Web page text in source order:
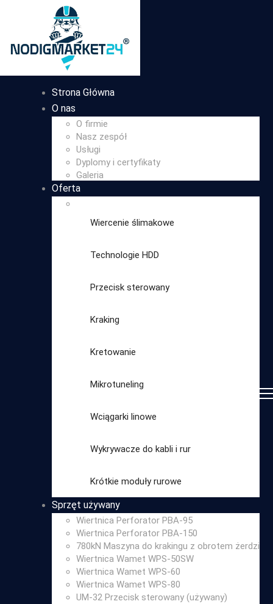
Strona Główna
O nas
O firmie
Nasz zespół
Usługi
Dyplomy i certyfikaty
Galeria
Oferta
Wiercenie ślimakowe
Technologie HDD
Przecisk sterowany
Kraking
Kretowanie
Mikrotuneling
Wciągarki linowe
Wykrywacze do kabli i rur
Krótkie moduły rurowe
kategorię
Sprzęt używany
Wiertnica Perforator PBA-95
Wiertnica Perforator PBA-150
780kN Maszyna do krakingu z obrotem żerdzi
Wiertnica Wamet WPS-50SW
Wiertnica Wamet WPS-60
Wiertnica Wamet WPS-80
UM-32 Przecisk sterowany (używany)